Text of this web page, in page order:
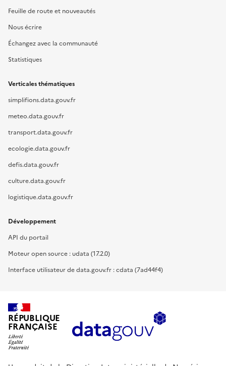
Feuille de route et nouveautés
Nous écrire
Échangez avec la communauté
Statistiques
Verticales thématiques
simplifions.data.gouv.fr
meteo.data.gouv.fr
transport.data.gouv.fr
ecologie.data.gouv.fr
defis.data.gouv.fr
culture.data.gouv.fr
logistique.data.gouv.fr
Développement
API du portail
Moteur open source : udata (17.2.0)
Interface utilisateur de data.gouv.fr : cdata (7ad44f4)
RÉPUBLIQUE
FRANÇAISE